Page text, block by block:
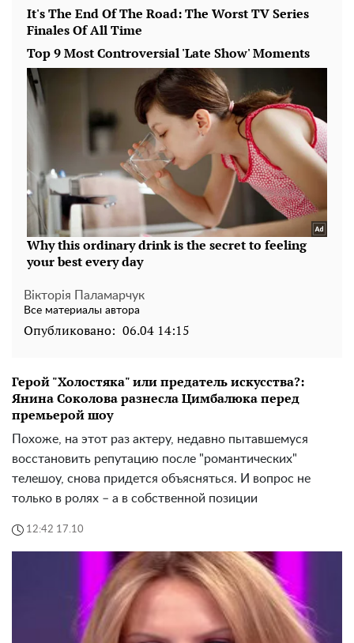
Вікторія Паламарчук
Все материалы автора
Опубликовано: 06.04 14:15
Герой "Холостяка" или предатель искусства?:
Янина Соколова разнесла Цимбалюка перед
премьерой шоу
Похоже, на этот раз актеру, недавно пытавшемуся
восстановить репутацию после "романтических"
телешоу, снова придется объясняться. И вопрос не
только в ролях – а в собственной позиции
12:42 17.10